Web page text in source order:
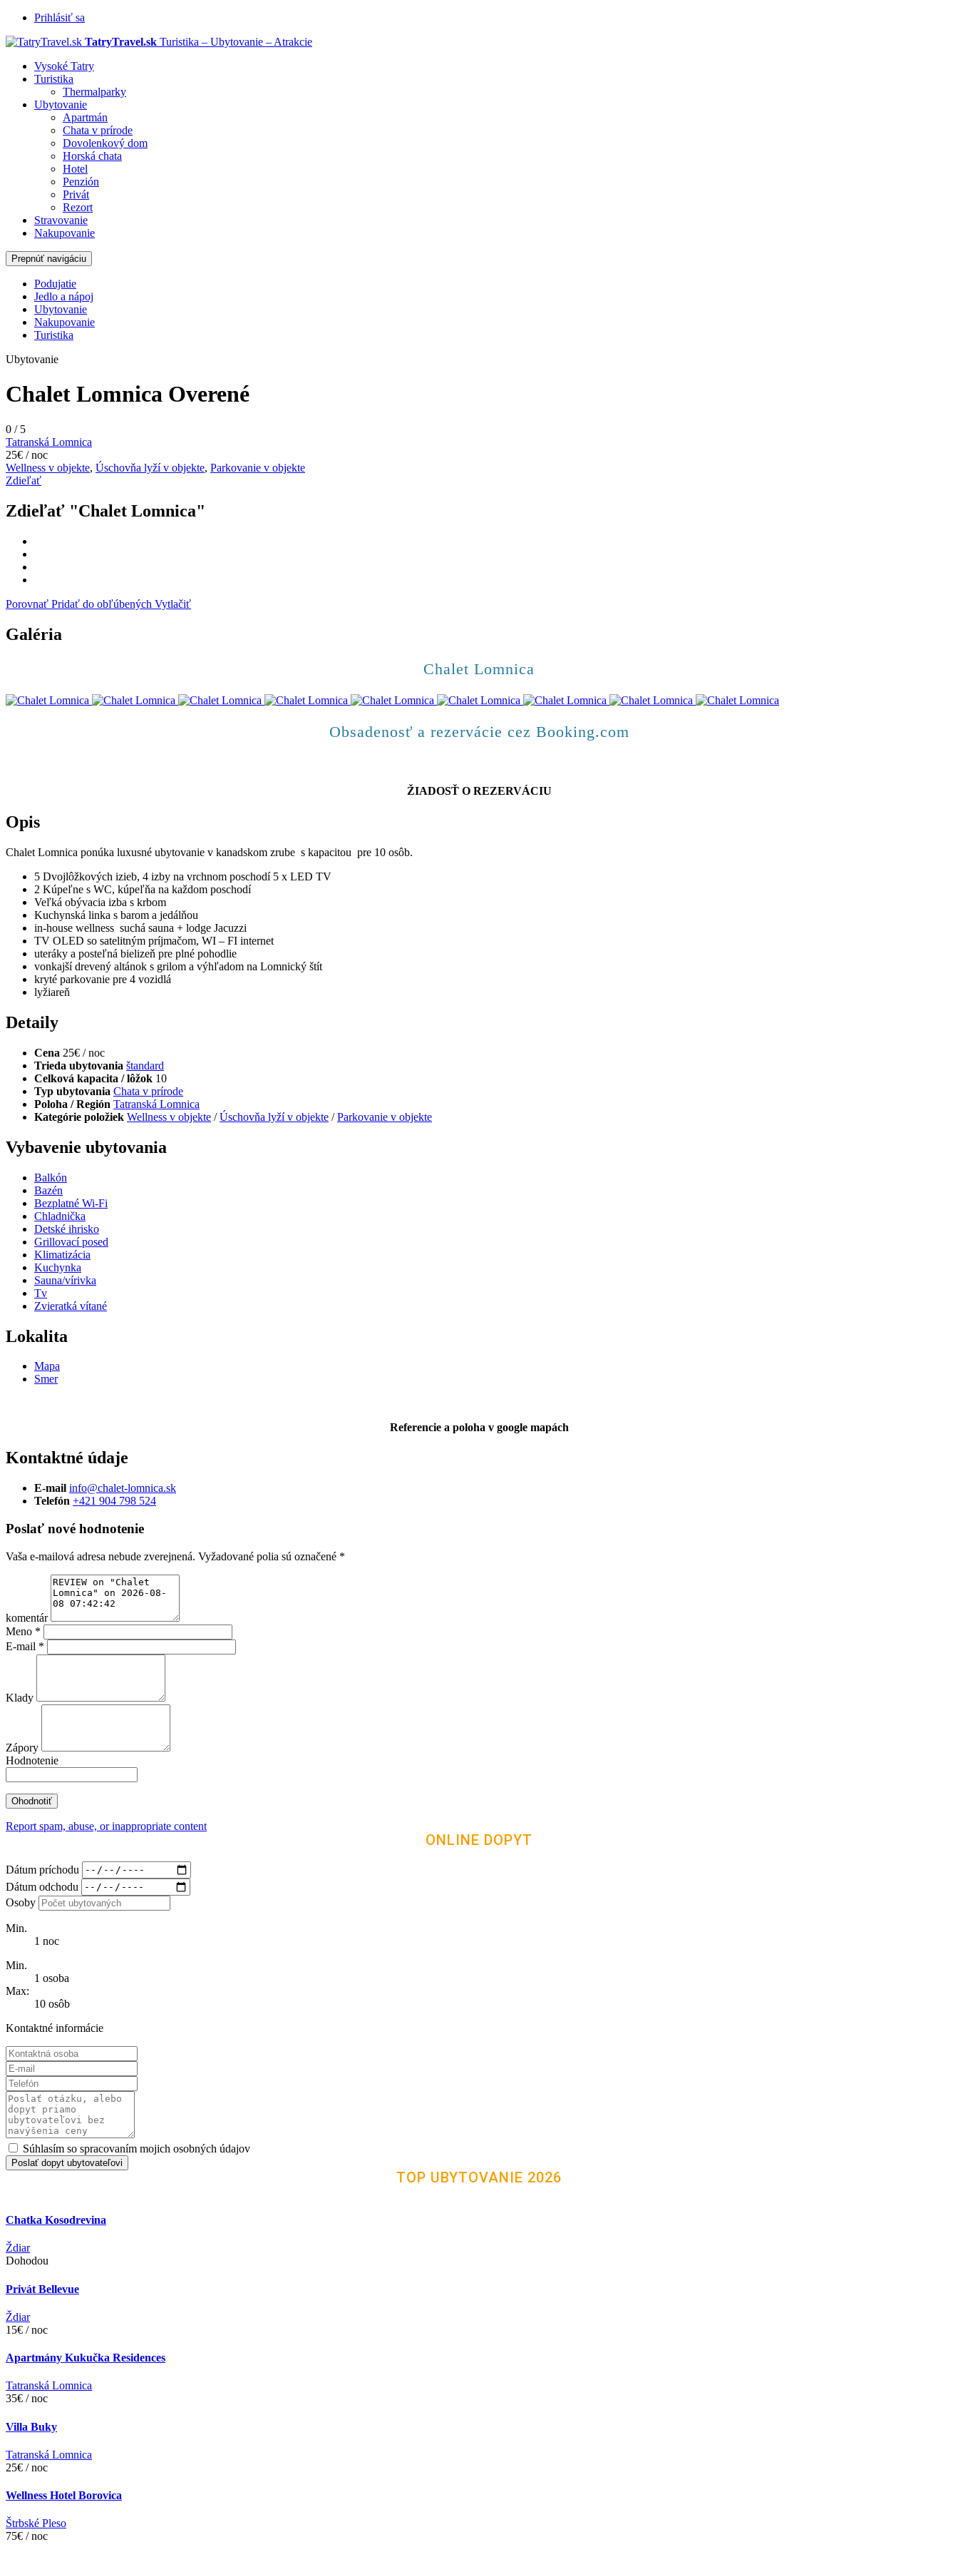
Prihlásiť sa
TatryTravel.sk Turistika – Ubytovanie – Atrakcie
Vysoké Tatry
Turistika
Thermalparky
Ubytovanie
Apartmán
Chata v prírode
Dovolenkový dom
Horská chata
Hotel
Penzión
Privát
Rezort
Stravovanie
Nakupovanie
Prepnúť navigáciu
Podujatie
Jedlo a nápoj
Ubytovanie
Nakupovanie
Turistika
Ubytovanie
Chalet Lomnica Overené
0 /5
Tatranská Lomnica
25€ / noc
Wellness v objekte, Úschovňa lyží v objekte, Parkovanie v objekte
Zdieľať
Zdieľať "Chalet Lomnica"
Porovnať Pridať do obľúbených Vytlačiť
Galéria
Chalet Lomnica
Obsadenosť a rezervácie cez Booking.com
ŽIADOSŤ O REZERVÁCIU
Opis
Chalet Lomnica ponúka luxusné ubytovanie v kanadskom zrube s kapacitou pre 10 osôb.
5 Dvojlôžkových izieb, 4 izby na vrchnom poschodí 5 x LED TV
2 Kúpeľne s WC, kúpeľňa na každom poschodí
Veľká obývacia izba s krbom
Kuchynská linka s barom a jedálňou
in-house wellness suchá sauna + lodge Jacuzzi
TV OLED so satelitným príjmačom, WI – FI internet
uteráky a posteľná bielizeň pre plné pohodlie
vonkajší drevený altánok s grilom a výhľadom na Lomnický štít
kryté parkovanie pre 4 vozidlá
lyžiareň
Detaily
Cena 25€ / noc
Trieda ubytovania štandard
Celková kapacita / lôžok 10
Typ ubytovania Chata v prírode
Poloha / Región Tatranská Lomnica
Kategórie položiek Wellness v objekte /Úschovňa lyží v objekte /Parkovanie v objekte
Vybavenie ubytovania
Balkón
Bazén
Bezplatné Wi-Fi
Chladnička
Detské ihrisko
Grillovací posed
Klimatizácia
Kuchynka
Sauna/vírivka
Tv
Zvieratká vítané
Lokalita
Mapa
Smer
Referencie a poloha v google mapách
Kontaktné údaje
E-mail info@chalet-lomnica.sk
Telefón +421 904 798 524
Poslať nové hodnotenie
Vaša e-mailová adresa nebude zverejnená. Vyžadované polia sú označené *
komentár
Meno *
E-mail *
Klady
Zápory
Hodnotenie
Report spam, abuse, or inappropriate content
ONLINE DOPYT
Dátum príchodu
Dátum odchodu
Osoby
Min.
1 noc
Min.
1 osoba
Max:
10 osôb
Kontaktné informácie
Súhlasím so spracovaním mojich osobných údajov
Poslať dopyt ubytovateľovi
TOP UBYTOVANIE 2026
Chatka Kosodrevina
Ždiar
Dohodou
Privát Bellevue
Ždiar
15€ / noc
Apartmány Kukučka Residences
Tatranská Lomnica
35€ / noc
Villa Buky
Tatranská Lomnica
25€ / noc
Wellness Hotel Borovica
Štrbské Pleso
75€ / noc